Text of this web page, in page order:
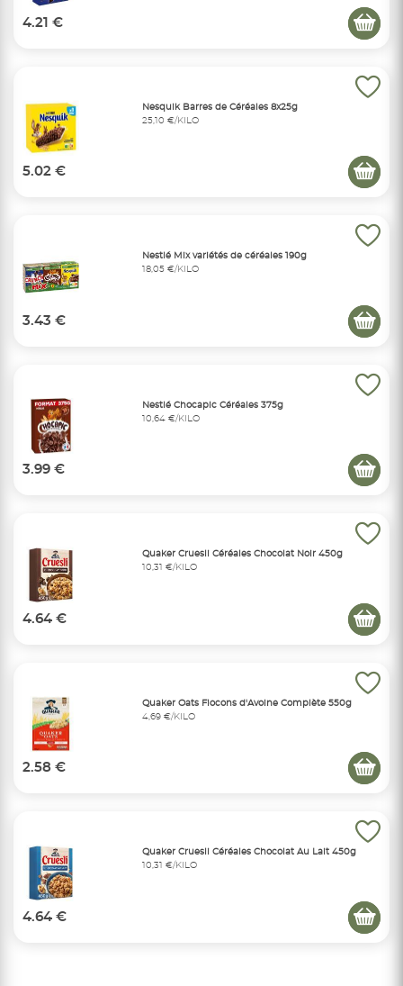
4.21 €
Nesquik Barres de Céréales 8x25g
25,10 €/KILO
5.02 €
Nestlé Mix variétés de céréales 190g
18,05 €/KILO
3.43 €
Nestlé Chocapic Céréales 375g
10,64 €/KILO
3.99 €
Quaker Cruesli Céréales Chocolat Noir 450g
10,31 €/KILO
4.64 €
Quaker Oats Flocons d'Avoine Complète 550g
4,69 €/KILO
2.58 €
Quaker Cruesli Céréales Chocolat Au Lait 450g
10,31 €/KILO
4.64 €